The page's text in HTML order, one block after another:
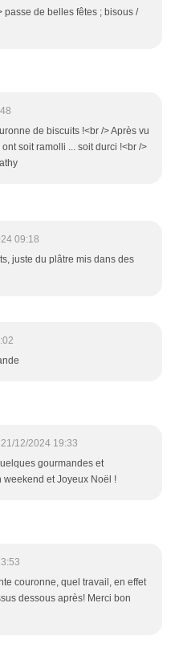
passe de belles fêtes ; bisous /
de biscuits !<br /> Après vu
soit ramolli ... soit durci !<br />
09:18
juste du plâtre mis dans des
21/12/2024 19:33
gourmandes et
weekend et Joyeux Noël !
couronne, quel travail, en effet
dessous après! Merci bon